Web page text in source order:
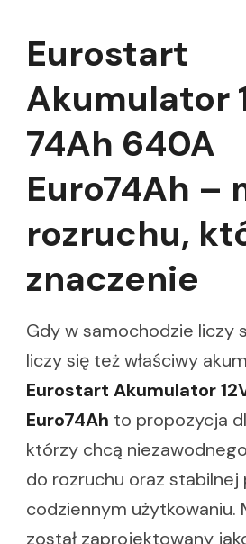
Eurostart
Akumulator
74Ah 640A
Euro74Ah –
rozruchu,
znaczenie
Gdy w samochodzie liczy
liczy się też właściwy
Eurostart Akumulator
Euro74Ah to propozycja
którzy chcą
do rozruchu oraz stabilnej
codziennym użytkowaniu.
został zaprojektowany